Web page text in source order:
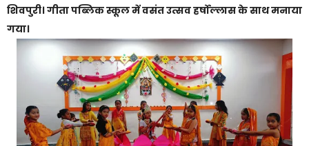
शिवपुरी। गीता पब्लिक स्कूल में वसंत उत्सव हर्षोल्लास के साथ मनाया
गया।